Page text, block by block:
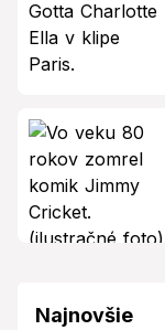
Najnovšie